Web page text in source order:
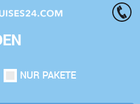
NUR PAKETE